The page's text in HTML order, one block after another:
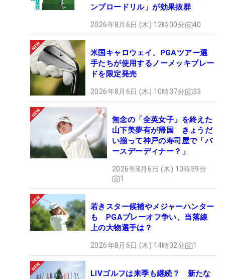
ンブロードリル」が効果抜群
2026年8月6日 (木) 12時00分 40
米国キャロウェイ、PGAツアー選
手たちが使用するノーメッキブレー
ドを限定発売
2026年8月6日 (木) 10時37分 33
無念の「全英女子」を終えた
山下美夢有が帰国 きょうだ
い揃って神戸の寿司屋で「バ
ースデーディナー？」
2026年8月6日 (木) 10時59分
1
若きスター候補やメジャーハンター
も PGAプレーオフ争い、当落線
上の大物選手は？
2026年8月6日 (木) 14時02分 1
LIVゴルフは来季も継続？ 新たな